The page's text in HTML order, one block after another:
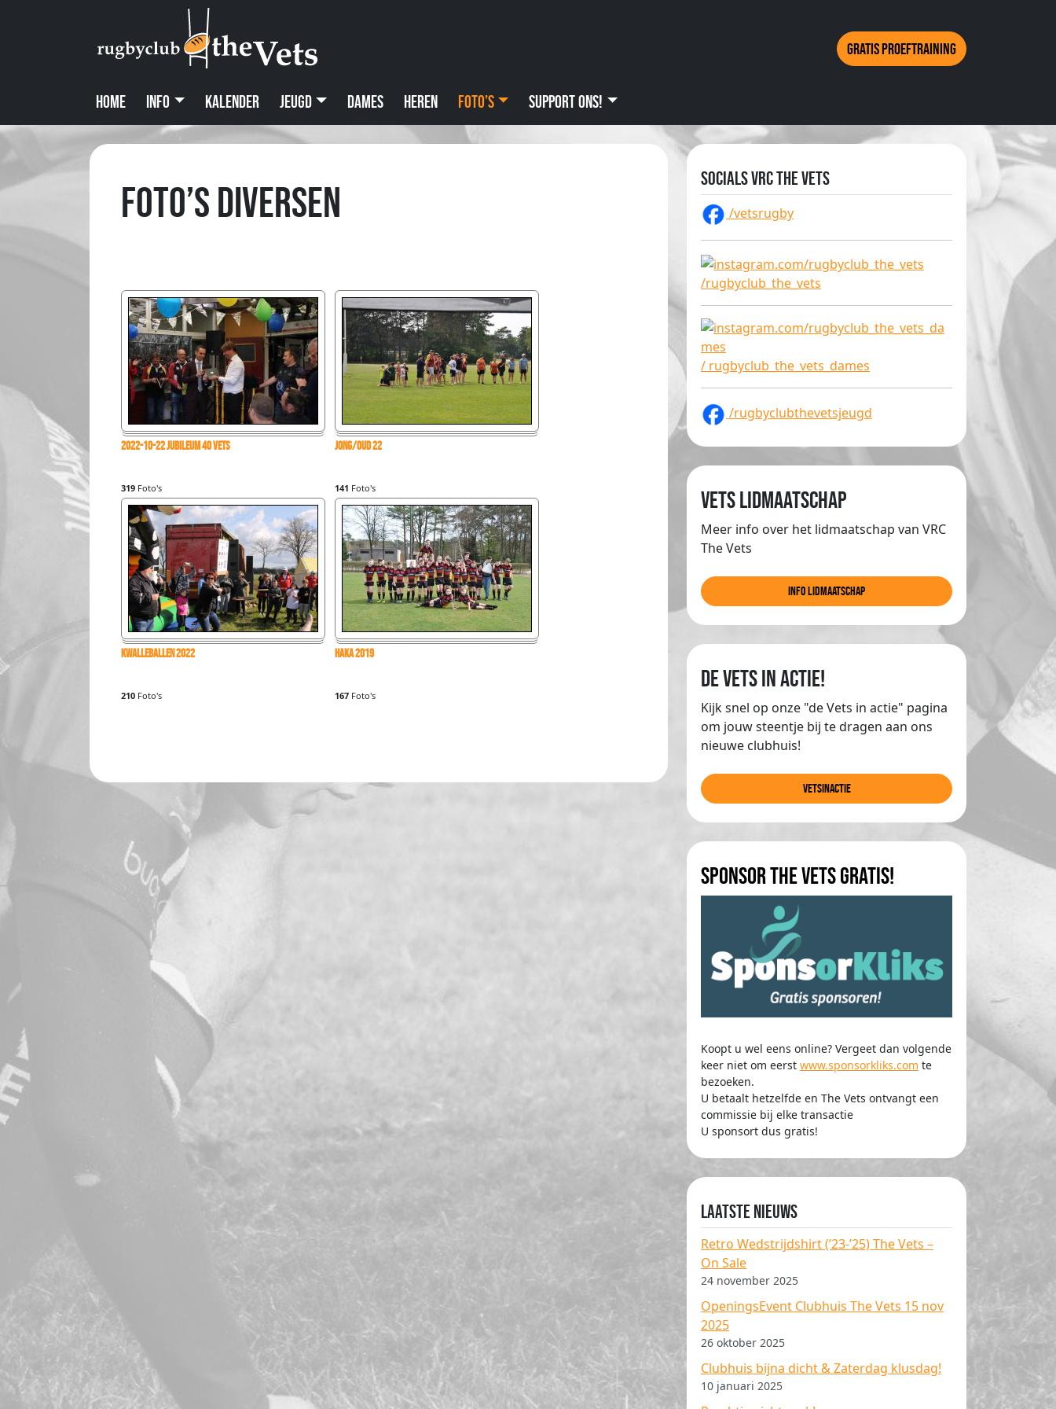
Gratis proeftraining
Home Info Kalender Jeugd Dames Heren Foto’s Support ons!
Foto’s diversen
2022-10-22 jubileum 40 Vets
319 Foto's
jong/oud 22
141 Foto's
Kwalleballen 2022
210 Foto's
Haka 2019
167 Foto's
Socials VRC The Vets
/vetsrugby
/rugbyclub_the_vets
/ rugbyclub_the_vets_dames
/rugbyclubthevetsjeugd
Vets lidmaatschap
Meer info over het lidmaatschap van VRC
The Vets
info lidmaatschap
de Vets in actie!
Kijk snel op onze "de Vets in actie" pagina
om jouw steentje bij te dragen aan ons
nieuwe clubhuis!
Vetsinactie
Sponsor The Vets gratis!
Koopt u wel eens online? Vergeet dan volgende
keer niet om eerst www.sponsorkliks.com te
bezoeken.
U betaalt hetzelfde en The Vets ontvangt een
commissie bij elke transactie
U sponsort dus gratis!
Laatste nieuws
Retro Wedstrijdshirt (’23-’25) The Vets –
On Sale
24 november 2025
OpeningsEvent Clubhuis The Vets 15 nov
2025
26 oktober 2025
Clubhuis bijna dicht & Zaterdag klusdag!
10 januari 2025